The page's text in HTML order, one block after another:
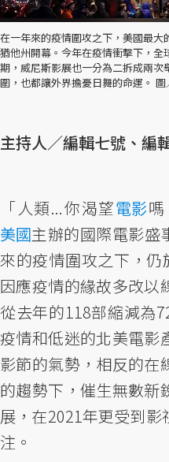
在一年來的疫情圍攻之下，美國最
猶他州開幕。今年在疫情衝擊下，
期，威尼斯影展也一分為二拆成兩
圍，也都讓外界擔憂日舞的命運。
主持人／編輯七號、編
「人類...你渴望電影
美國主辦的國際電影
來的疫情圍攻之下，仍
因應疫情的緣故多改以
從去年的118部縮減為
疫情和低迷的北美電影
影節的氣勢，相反的在
的趨勢下，催生無數新
展，在2021年更受到
注。